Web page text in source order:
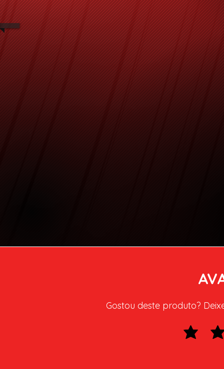
Gostou deste produto?